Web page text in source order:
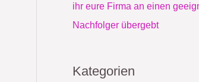
ihr eure Firma an einen
Nachfolger übergebt
Kategorien